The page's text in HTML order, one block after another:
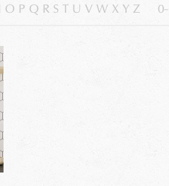
O P Q R S U V W X Y Z